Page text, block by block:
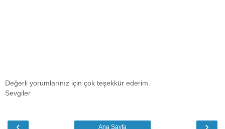
Değerli yorumlarınız için çok teşekkür ederim.
Sevgiler
‹ ›
Ana Sayfa